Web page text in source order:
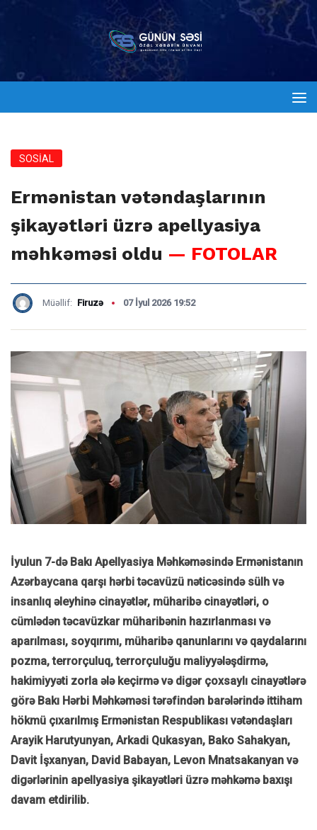
SOSİAL
Ermənistan vətəndaşlarının
şikayətləri üzrə apellyasiya
məhkəməsi oldu — FOTOLAR
Müəllif: Firuzə 07 İyul 2026 19:52
İyulun 7-də Bakı Apellyasiya Məhkəməsində Ermənistanın
Azərbaycana qarşı hərbi təcavüzü nəticəsində sülh və
insanlıq əleyhinə cinayətlər, müharibə cinayətləri, o
cümlədən təcavüzkar müharibənin hazırlanması və
aparılması, soyqırımı, müharibə qanunlarını və qaydalarını
pozma, terrorçuluq, terrorçuluğu maliyyələşdirmə,
hakimiyyəti zorla ələ keçirmə və digər çoxsaylı cinayətlərə
görə Bakı Hərbi Məhkəməsi tərəfindən barələrində ittiham
hökmü çıxarılmış Ermənistan Respublikası vətəndaşları
Arayik Harutyunyan, Arkadi Qukasyan, Bako Sahakyan,
Davit İşxanyan, David Babayan, Levon Mnatsakanyan və
digərlərinin apellyasiya şikayətləri üzrə məhkəmə baxışı
davam etdirilib.